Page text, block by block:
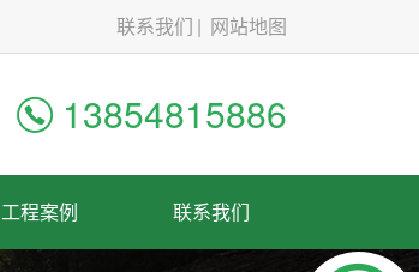
联系我们 网站地图
13854815886
工程案例 联系我们